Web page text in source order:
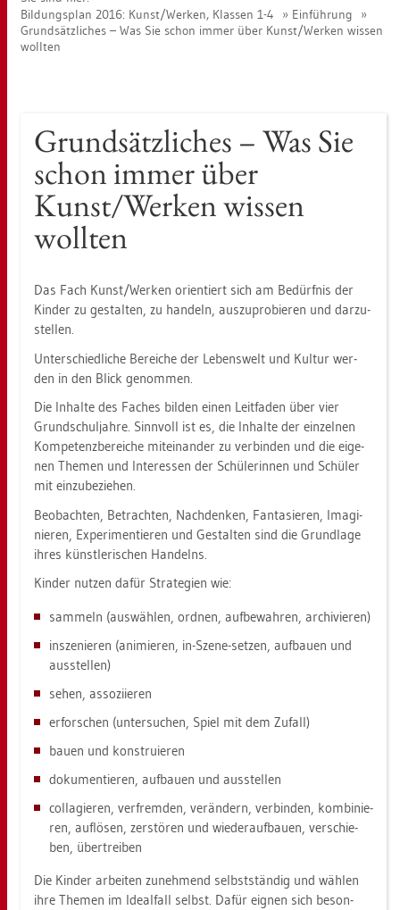
Bil­dungs­plan 2016: Kunst/Wer­ken, Klas­sen 1-4
Ein­füh­rung
Grund­sätz­li­ches – Was Sie schon immer über Kunst/Wer­ken wis­sen
woll­ten
Grund­sätz­li­ches – Was Sie
schon immer über
Kunst/Wer­ken wis­sen
woll­ten
Das Fach Kunst/Wer­ken ori­en­tiert sich am Be­dürf­nis der
Kin­der zu ge­stal­ten, zu han­deln, aus­zu­pro­bie­ren und dar­zu­
stel­len.
Un­ter­schied­li­che Be­rei­che der Le­bens­welt und Kul­tur wer­
den in den Blick ge­nom­men.
Die In­hal­te des Fa­ches bil­den einen Leit­fa­den über vier
Grund­schul­jah­re. Sinn­voll ist es, die In­hal­te der ein­zel­nen
Kom­pe­tenz­be­rei­che mit­ein­an­der zu ver­bin­den und die ei­ge­
nen The­men und In­ter­es­sen der Schü­le­rin­nen und Schü­ler
mit ein­zu­be­zie­hen.
Be­ob­ach­ten, Be­trach­ten, Nach­den­ken, Fan­ta­sie­ren, Ima­gi­
nie­ren, Ex­pe­ri­men­tie­ren und Ge­stal­ten sind die Grund­la­ge
ihres künst­le­ri­schen Han­delns.
Kin­der nut­zen dafür Stra­te­gi­en wie:
sam­meln (aus­wäh­len, ord­nen, auf­be­wah­ren, ar­chi­vie­ren)
in­sze­nie­ren (ani­mie­ren, in-Szene-set­zen, auf­bau­en und
aus­stel­len)
sehen, as­so­zi­ie­ren
er­for­schen (un­ter­su­chen, Spiel mit dem Zu­fall)
bauen und kon­stru­ie­ren
do­ku­men­tie­ren, auf­bau­en und aus­stel­len
col­la­gie­ren, ver­frem­den, ver­än­dern, ver­bin­den, kom­bi­nie­
ren, auf­lö­sen, zer­stö­ren und wie­der­auf­bau­en, ver­schie­
ben, über­trei­ben
Die Kin­der ar­bei­ten zu­neh­mend selbst­stän­dig und wäh­len
ihre The­men im Ide­al­fall selbst. Dafür eig­nen sich be­son­